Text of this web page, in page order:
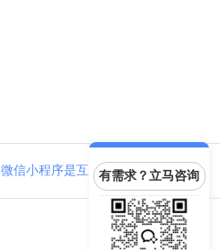
微信小程序是互联网的大趋势
有需求？立马咨询